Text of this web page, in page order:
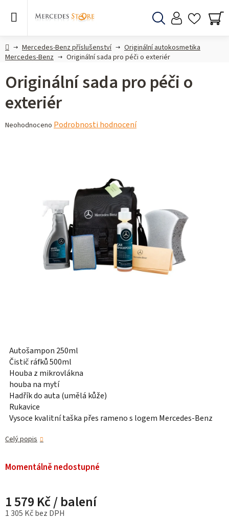
DomůMercedes-Benz příslušenství
Originální autokosmetika
Mercedes-Benz
Originální sada pro péči o exteriér
Autošampon 250ml
Čistič ráfků 500ml
Houba z mikrovlákna
houba na mytí
Hadřík do auta (umělá kůže)
Rukavice
Vysoce kvalitní taška přes rameno s logem Mercedes-Benz
Celý popis
Momentálně nedostupné
1 579 Kč/ balení
1 305 Kč bez DPH
Originální sada pro péči o
exteriér
Průměrné
Neohodnoceno Podrobnosti hodnocení